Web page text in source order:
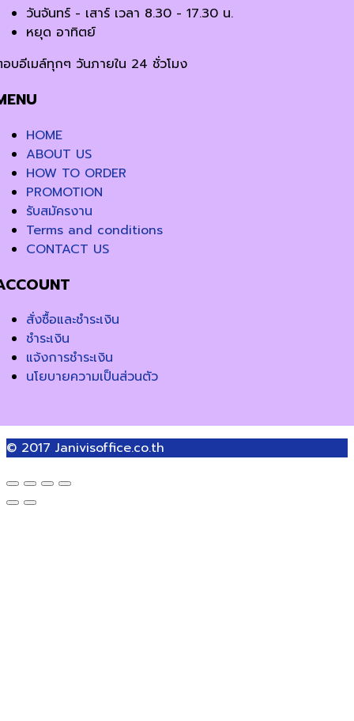
วันจันทร์ - เสาร์ เวลา 8.30 - 17.30 น.
หยุด อาทิตย์
บอีเมล์ทุกๆ วันภายใน 24 ชั่วโมง
HOME
ABOUT US
HOW TO ORDER
PROMOTION
รับสมัครงาน
Terms and conditions
CONTACT US
สั่งซื้อและชำระเงิน
ชำระเงิน
แจ้งการชำระเงิน
นโยบายความเป็นส่วนตัว
© 2017 Janivisoffice.co.th